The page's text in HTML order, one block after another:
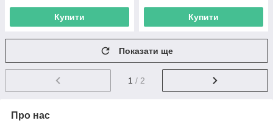
Купити Купити
Показати ще
1 / 2
Про нас